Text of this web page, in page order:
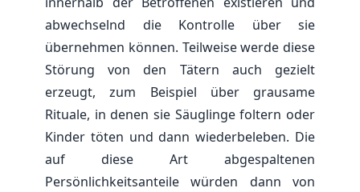
abwechselnd die Kontrolle über sie
übernehmen können. Teilweise werde diese
Störung von den Tätern auch gezielt
erzeugt, zum Beispiel über grausame
Rituale, in denen sie Säuglinge foltern oder
Kinder töten und dann wiederbeleben. Die
auf diese Art abgespaltenen
Persönlichkeitsanteile würden dann von